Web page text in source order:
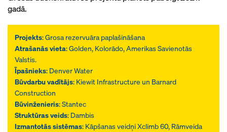
gadā.
Projekts: Grosa rezervuāra paplašināšana
Atrašanās vieta: Golden, Kolorādo, Amerikas Savienotās
Valstis.
Īpašnieks: Denver Water
Būvdarbu vadītājs: Kiewit Infrastructure un Barnard
Construction
Būvinženieris: Stantec
Struktūras veids: Dambis
Izmantotās sistēmas: Kāpšanas veidņi Xclimb 60, Rāmveida